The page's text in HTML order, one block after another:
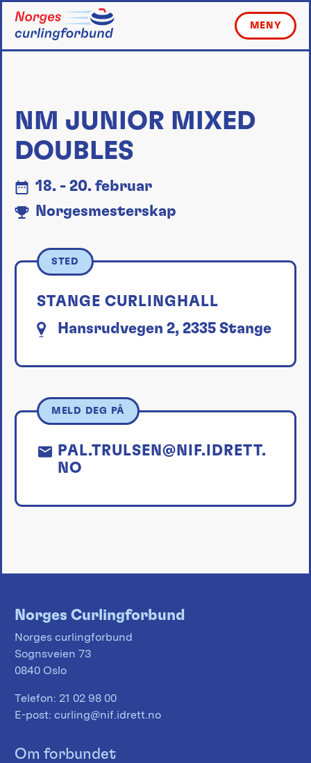
content
MENY
NM JUNIOR MIXED
DOUBLES
18. - 20. februar
Norgesmesterskap
STED
STANGE CURLINGHALL
Hansrudvegen 2, 2335 Stange
MELD DEG PÅ
PAL.TRULSEN@NIF.IDRETT.
NO
Norges Curlingforbund
Norges curlingforbund
Sognsveien 73
0840 Oslo
Telefon: 21 02 98 00
E-post: curling@nif.idrett.no
Om forbundet